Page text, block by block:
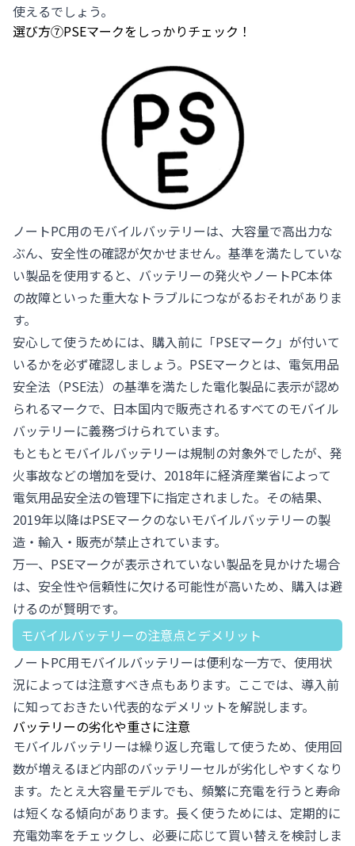
使えるでしょう。
選び方⑦PSEマークをしっかりチェック！
ノートPC用のモバイルバッテリーは、大容量で高出力な
ぶん、安全性の確認が欠かせません。基準を満たしていな
い製品を使用すると、バッテリーの発火やノートPC本体
の故障といった重大なトラブルにつながるおそれがありま
す。
安心して使うためには、購入前に「PSEマーク」が付いて
いるかを必ず確認しましょう。PSEマークとは、電気用品
安全法（PSE法）の基準を満たした電化製品に表示が認め
られるマークで、日本国内で販売されるすべてのモバイル
バッテリーに義務づけられています。
もともとモバイルバッテリーは規制の対象外でしたが、発
火事故などの増加を受け、2018年に経済産業省によって
電気用品安全法の管理下に指定されました。その結果、
2019年以降はPSEマークのないモバイルバッテリーの製
造・輸入・販売が禁止されています。
万一、PSEマークが表示されていない製品を見かけた場合
は、安全性や信頼性に欠ける可能性が高いため、購入は避
けるのが賢明です。
モバイルバッテリーの注意点とデメリット
ノートPC用モバイルバッテリーは便利な一方で、使用状
況によっては注意すべき点もあります。ここでは、導入前
に知っておきたい代表的なデメリットを解説します。
バッテリーの劣化や重さに注意
モバイルバッテリーは繰り返し充電して使うため、使用回
数が増えるほど内部のバッテリーセルが劣化しやすくなり
ます。たとえ大容量モデルでも、頻繁に充電を行うと寿命
は短くなる傾向があります。長く使うためには、定期的に
充電効率をチェックし、必要に応じて買い替えを検討しま